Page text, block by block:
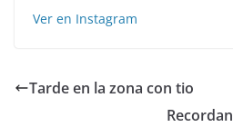
Ver en Instagram
Tarde en la zona con tio